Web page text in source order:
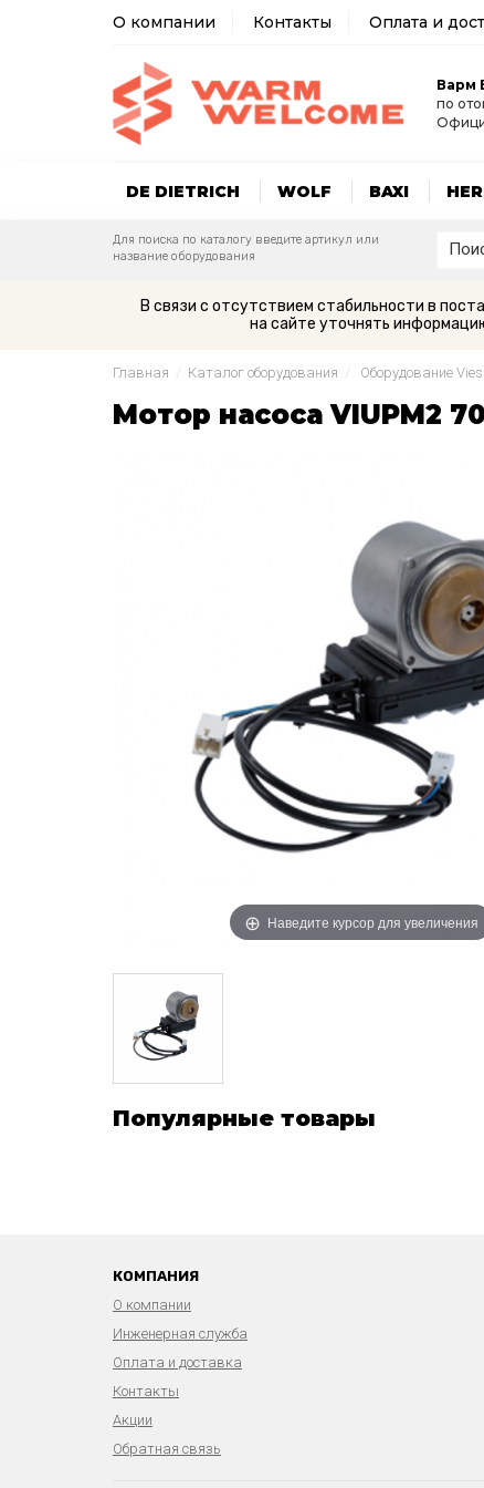
О компании Контакты Оплата и
Варм
по
DE DIETRICH WOLF BAXI
Для поиска по каталогу введите артикул или
название оборудования
В связи с отсутствием стабильности в
на сайте уточнять
Главная Каталог оборудования Оборудование
Mотор насоса VIUPM2 70
Наведите курсор для увеличения
Популярные товары
КОМПАНИЯ
О компании
Инженерная служба
Оплата и доставка
Контакты
Акции
Обратная связь